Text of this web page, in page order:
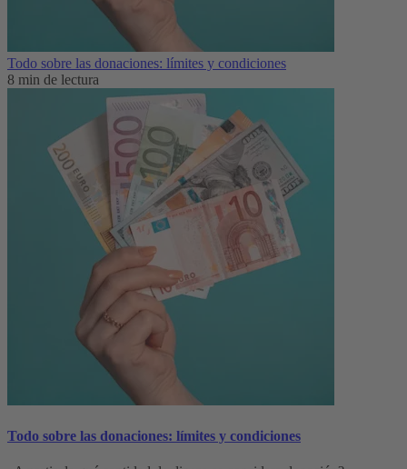
Todo sobre las donaciones: límites y condiciones
8 min de lectura
Todo sobre las donaciones: límites y condiciones